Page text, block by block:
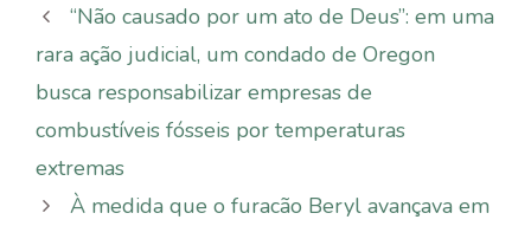
“Não causado por um ato de Deus”: em uma
rara ação judicial, um condado de Oregon
busca responsabilizar empresas de
combustíveis fósseis por temperaturas
extremas
À medida que o furacão Beryl avançava em